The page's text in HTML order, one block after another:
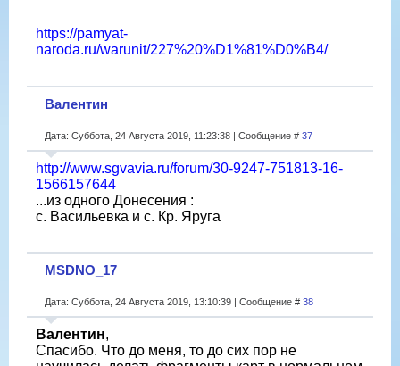
https://pamyat-
naroda.ru/warunit/227%20%D1%81%D0%B4/
Валентин
Дата: Суббота, 24 Августа 2019, 11:23:38 | Сообщение # 37
http://www.sgvavia.ru/forum/30-9247-751813-16-
1566157644
...из одного Донесения :
с. Васильевка и с. Кр. Яруга
MSDNO_17
Дата: Суббота, 24 Августа 2019, 13:10:39 | Сообщение # 38
Валентин,
Спасибо. Что до меня, то до сих пор не